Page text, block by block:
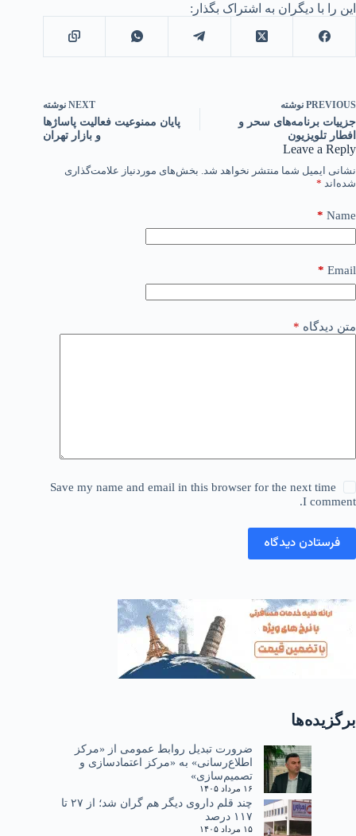
این را با دیگران به اشتراک بگذار:
PREVIOUS نوشته
جزییات برنامه‌های سحر و
افطار تلویزیون
NEXT نوشته
پایان ممنوعیت فعالیت پاساژها
و بازار تهران
Leave a Reply
نشانی ایمیل شما منتشر نخواهد شد. بخش‌های موردنیاز علامت‌گذاری
شده‌اند *
Name
*
Email
*
متن دیدگاه *
Save my name and email in this browser for the next time
I comment.
فرستادن دیدگاه
برگزیده‌ها
ضرورت تبدیل روابط عمومی از «مرکز
اطلاع‌رسانی» به «مرکز اعتمادسازی و
تصمیم‌سازی»
۱۶ مرداد ۱۴۰۵
چند قلم داروی دیگر هم گران شد؛ از ۲۷ تا
۱۱۷ درصد
۱۵ مرداد ۱۴۰۵